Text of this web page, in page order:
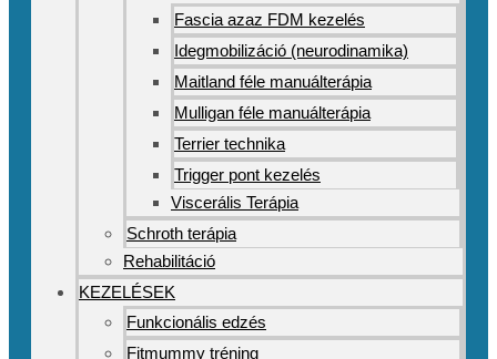
Fascia azaz FDM kezelés
Idegmobilizáció (neurodinamika)
Maitland féle manuálterápia
Mulligan féle manuálterápia
Terrier technika
Trigger pont kezelés
Viscerális Terápia
Schroth terápia
Rehabilitáció
KEZELÉSEK
Funkcionális edzés
Fitmummy tréning